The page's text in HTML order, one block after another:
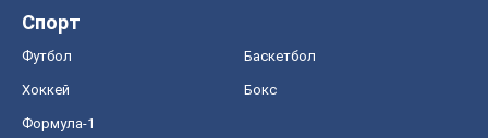
Спорт
Футбол Баскетбол
Хоккей Бокс
Формула-1